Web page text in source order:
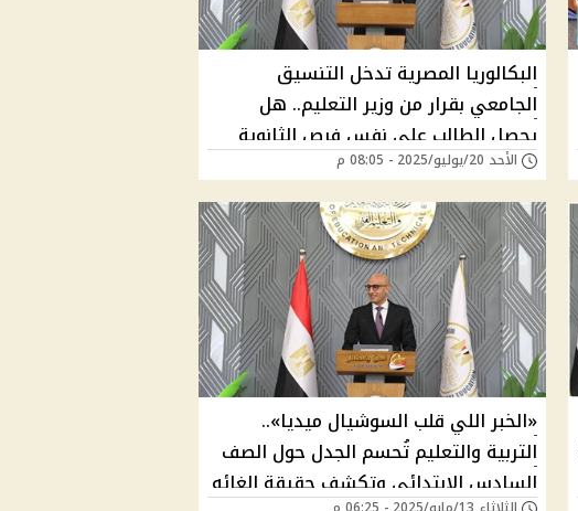
البكالوريا المصرية تدخل التنسيق
الجامعي بقرار من وزير التعليم.. هل
يحصل الطالب على نفس فرص الثانوية
العامة؟
الأحد 20/يوليو/2025 - 08:05 م
«الخبر اللي قلب السوشيال ميديا»..
التربية والتعليم تُحسم الجدل حول الصف
السادس الابتدائي وتكشف حقيقة إلغائه